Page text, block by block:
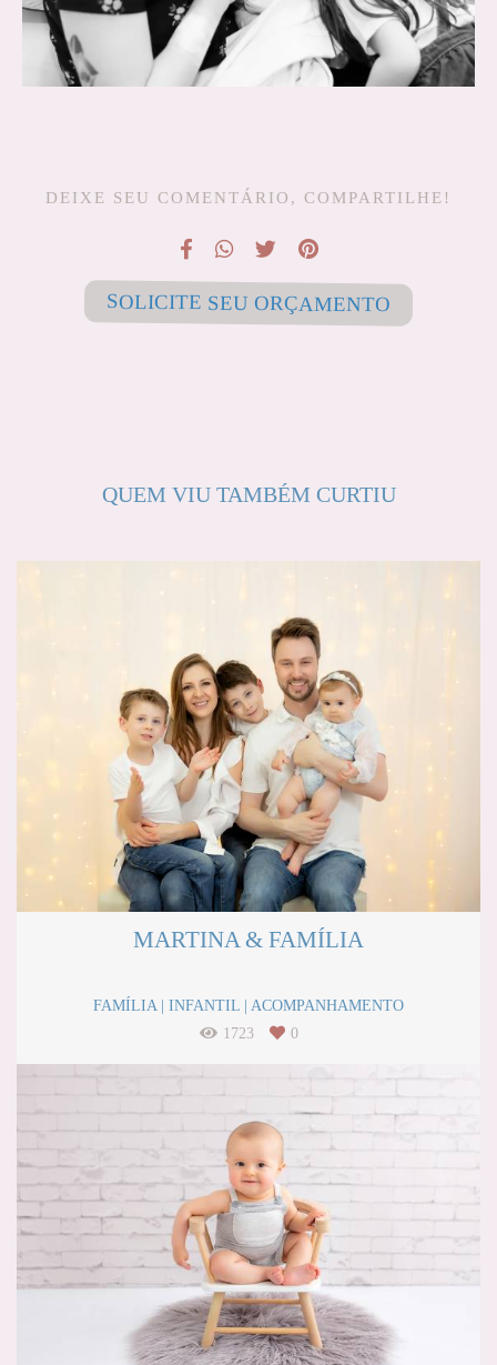
DEIXE SEU COMENTÁRIO, COMPARTILHE!
SOLICITE SEU ORÇAMENTO
QUEM VIU TAMBÉM CURTIU
MARTINA & FAMÍLIA
FAMÍLIA | INFANTIL | ACOMPANHAMENTO
1723
0